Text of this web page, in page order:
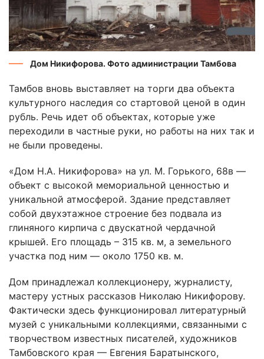
Дом Никифорова. Фото администрации Тамбова
Тамбов вновь выставляет на торги два объекта
культурного наследия со стартовой ценой в один
рубль. Речь идет об объектах, которые уже
переходили в частные руки, но работы на них так и
не были проведены.
«Дом Н.А. Никифорова» на ул. М. Горького, 68в —
объект с высокой мемориальной ценностью и
уникальной атмосферой. Здание представляет
собой двухэтажное строение без подвала из
глиняного кирпича с двускатной чердачной
крышей. Его площадь – 315 кв. м, а земельного
участка под ним — около 1750 кв. м.
Дом принадлежал коллекционеру, журналисту,
мастеру устных рассказов Николаю Никифорову.
Фактически здесь функционировал литературный
музей с уникальными коллекциями, связанными с
творчеством известных писателей, художников
Тамбовского края — Евгения Баратынского,